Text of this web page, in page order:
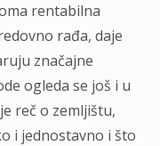
rentabilna
rađa, daje
značajne
ogleda se još i u
reč o zemljištu,
i jednostavno i što